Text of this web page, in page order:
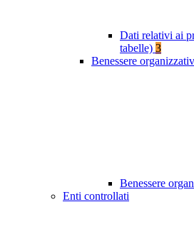
Dati relativi ai
tabelle) 3
Benessere
Benessere
Enti controllati